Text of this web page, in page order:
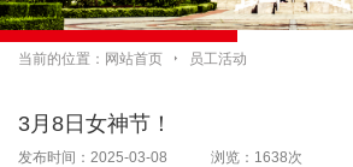
当前的位置： 网站首页  员工活动
3月8日女神节！
发布时间：2025-03-08 浏览：1638次